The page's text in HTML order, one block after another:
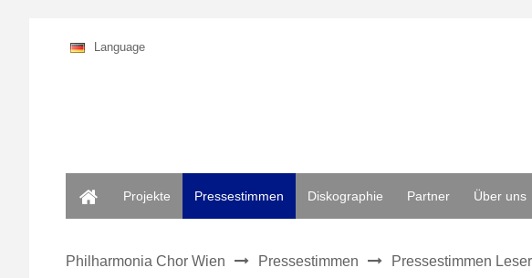
Language
Projekte
Pressestimmen Diskographie Partner Über uns
Philharmonia Chor Wien Pressestimmen Pressestimmen Leser